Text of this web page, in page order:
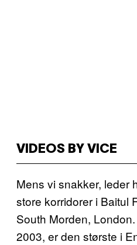
VIDEOS BY VICE
Mens vi snakker, leder
store korridorer i Baitul
South Morden,
2003, er den største i